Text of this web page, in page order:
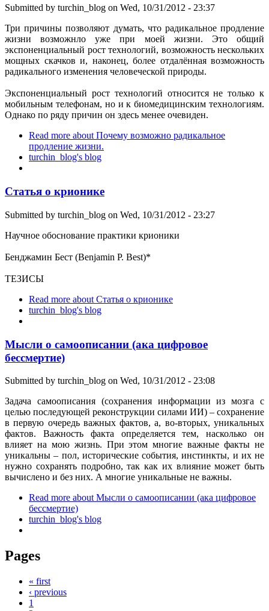
Submitted by turchin_blog on Wed, 10/31/2012 - 23:37
Три причины позволяют думать, что радикальное продление
жизни возможнло уже при моей жизни. Это общий
экспоненциальный рост технологий, возможность нескольких
мощных скачков и, наконец, более отдалённая возможность
радикального изменения человеческой природы.
Экспоненциальный рост технологий относится не только к
мобильным телефонам, но и к биомедицинским технологиям.
Однако по ряду причин он здесь менее очевиден.
Read more about Почему возможно радикальное
продление жизни.
turchin_blog's blog
Статья о крионике
Submitted by turchin_blog on Wed, 10/31/2012 - 23:27
Научное обоснование практики крионики
Бенджамин Бест (Benjamin P. Best)*
ТЕЗИСЫ
Read more about Статья о крионике
turchin_blog's blog
Мысли о самоописании (ака цифровое
бессмертие)
Submitted by turchin_blog on Wed, 10/31/2012 - 23:08
Задача самоописания (сохранения информации из мозга с
целью последующей реконструкции силами ИИ) – сохранение
в первую очередь важных фактов, а, во-вторых, уникальных
фактов. Важность факта определяется тем, насколько он
влияет на мою жизнь. При этом многие важные факты не
уникальны – пол, исторические события, инстинкты, и их не
нужно сохранять подробно, так как их влияние может быть
вычислено и без них. А многие уникальные не важны.
Read more about Мысли о самоописании (ака цифровое
бессмертие)
turchin_blog's blog
Pages
« first
‹ previous
1